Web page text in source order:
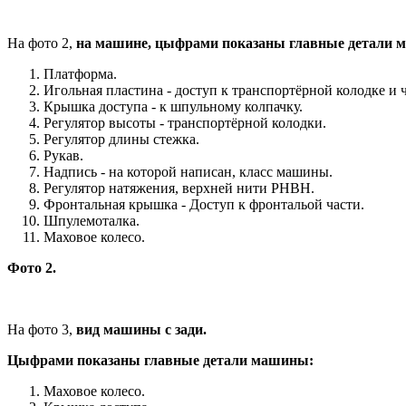
На фото 2, на машине, цыфрами показаны главные детали
Платформа.
Игольная пластина - доступ к транспортёрной колодке и
Крышка доступа - к шпульному колпачку.
Регулятор высоты - транспортёрной колодки.
Регулятор длины стежка.
Рукав.
Надпись - на которой написан, класс машины.
Регулятор натяжения, верхней нити РНВН.
Фронтальная крышка - Доступ к фронтальой части.
Шпулемоталка.
Маховое колесо.
Фото 2.
На фото 3, вид машины с зади.
Цыфрами показаны главные детали машины:
Маховое колесо.